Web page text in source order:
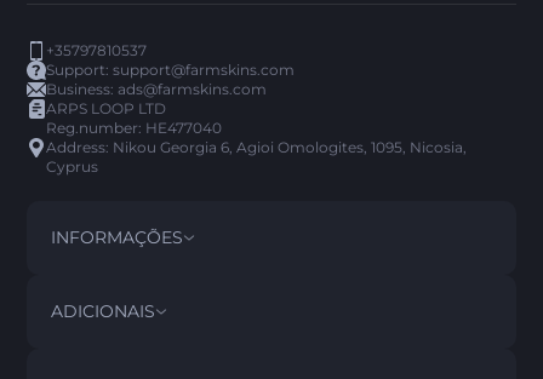
+35797810537
Support:support@farmskins.com
Business:ads@farmskins.com
ARPS LOOP LTD
Reg.number: HE477040
Address: Nikou Georgia 6, Agioi Omologites, 1095, Nicosia,
Cyprus
INFORMAÇÕES
TERMOS E CONDIÇÕES
ADICIONAIS